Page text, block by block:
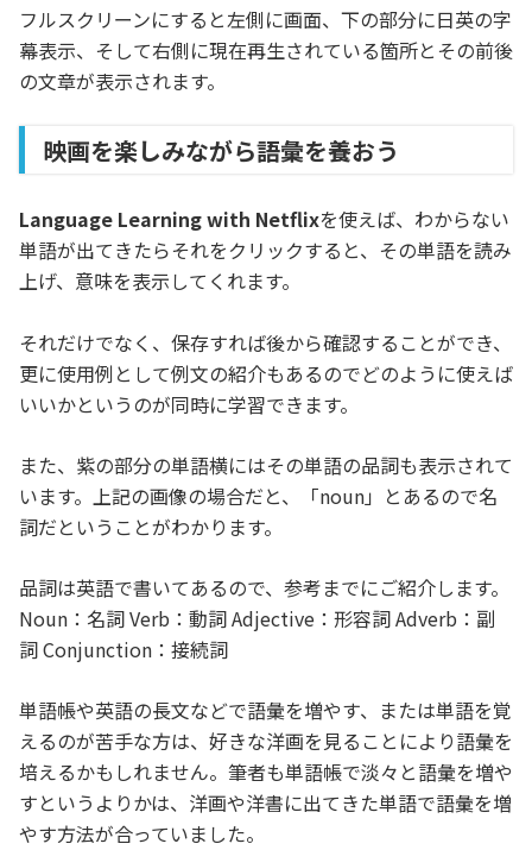
フルスクリーンにすると左側に画面、下の部分に日英の字
幕表示、そして右側に現在再生されている箇所とその前後
の文章が表示されます。
映画を楽しみながら語彙を養おう
Language Learning with Netflixを使えば、わからない
単語が出てきたらそれをクリックすると、その単語を読み
上げ、意味を表示してくれます。
それだけでなく、保存すれば後から確認することができ、
更に使用例として例文の紹介もあるのでどのように使えば
いいかというのが同時に学習できます。
また、紫の部分の単語横にはその単語の品詞も表示されて
います。上記の画像の場合だと、「noun」とあるので名
詞だということがわかります。
品詞は英語で書いてあるので、参考までにご紹介します。
Noun：名詞 Verb：動詞 Adjective：形容詞 Adverb：副
詞 Conjunction：接続詞
単語帳や英語の長文などで語彙を増やす、または単語を覚
えるのが苦手な方は、好きな洋画を見ることにより語彙を
培えるかもしれません。筆者も単語帳で淡々と語彙を増や
すというよりかは、洋画や洋書に出てきた単語で語彙を増
やす方法が合っていました。